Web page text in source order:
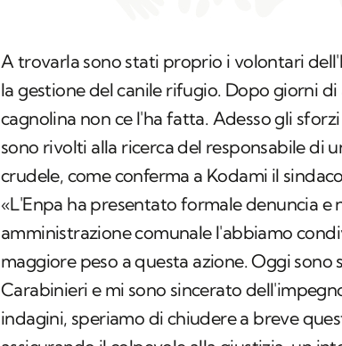
A trovarla sono stati proprio i volontari
la gestione del canile rifugio. Dopo giorni
cagnolina non ce l'ha fatta. Adesso gli
sono rivolti alla ricerca del responsabile di
crudele, come conferma a Kodami il
«L'Enpa ha presentato formale denuncia e
amministrazione comunale l'abbiamo
maggiore peso a questa azione. Oggi sono
Carabinieri e mi sono sincerato
indagini, speriamo di chiudere a breve